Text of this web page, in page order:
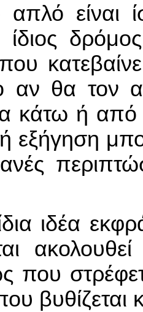
είναι
ίδιος
αν θα τον
κάτω ή
εξήγηση
ιδέα
που
βυθίζεται